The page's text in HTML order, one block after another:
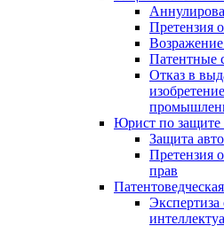
Претензия
Патентные
Отказ в
Юрист по защите
Защита
Претензия
прав
Экспертиза